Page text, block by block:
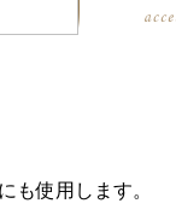
も使用します。